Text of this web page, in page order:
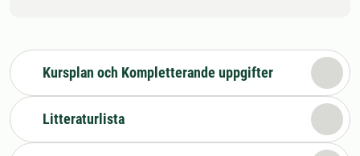
Kursplan och Kompletterande uppgifter
Litteraturlista